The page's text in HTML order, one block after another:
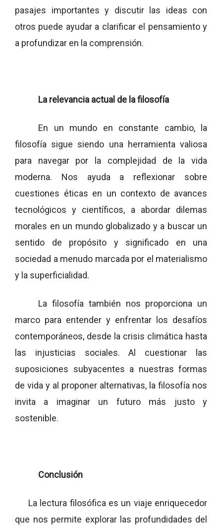
pasajes importantes y discutir las ideas con
otros puede ayudar a clarificar el pensamiento y
a profundizar en la comprensión.
La relevancia actual de la filosofía
En un mundo en constante cambio, la
filosofía sigue siendo una herramienta valiosa
para navegar por la complejidad de la vida
moderna. Nos ayuda a reflexionar sobre
cuestiones éticas en un contexto de avances
tecnológicos y científicos, a abordar dilemas
morales en un mundo globalizado y a buscar un
sentido de propósito y significado en una
sociedad a menudo marcada por el materialismo
y la superficialidad.
La filosofía también nos proporciona un
marco para entender y enfrentar los desafíos
contemporáneos, desde la crisis climática hasta
las injusticias sociales. Al cuestionar las
suposiciones subyacentes a nuestras formas
de vida y al proponer alternativas, la filosofía nos
invita a imaginar un futuro más justo y
sostenible.
Conclusión
La lectura filosófica es un viaje enriquecedor
que nos permite explorar las profundidades del